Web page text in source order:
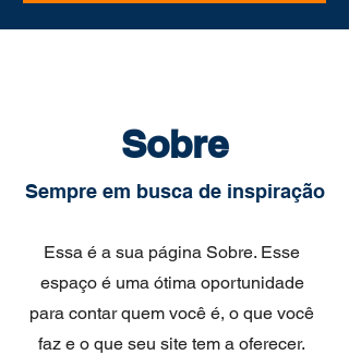
Sobre
Sempre em busca de inspiração
Essa é a sua página Sobre. Esse
espaço é uma ótima oportunidade
para contar quem você é, o que você
faz e o que seu site tem a oferecer.